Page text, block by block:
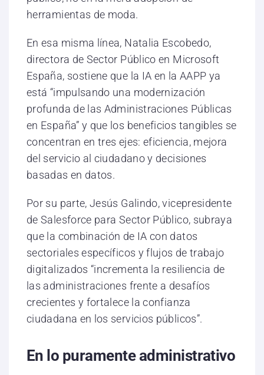
herramientas de moda.
En esa misma línea, Natalia Escobedo,
directora de Sector Público en Microsoft
España, sostiene que la IA en la AAPP ya
está “impulsando una modernización
profunda de las Administraciones Públicas
en España” y que los beneficios tangibles se
concentran en tres ejes: eficiencia, mejora
del servicio al ciudadano y decisiones
basadas en datos.
Por su parte, Jesús Galindo, vicepresidente
de Salesforce para Sector Público, subraya
que la combinación de IA con datos
sectoriales específicos y flujos de trabajo
digitalizados “incrementa la resiliencia de
las administraciones frente a desafíos
crecientes y fortalece la confianza
ciudadana en los servicios públicos”.
En lo puramente administrativo